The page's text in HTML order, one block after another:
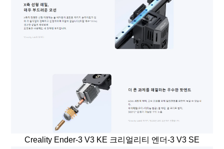
Creality Ender-3 V3 KE 크리얼리티 엔더-3 V3 SE